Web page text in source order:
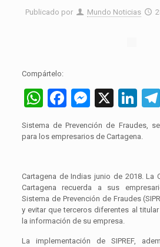
Publicado por Mundo Noticias
Compártelo:
WhatsApp
Facebook
X
Sistema de Prevención de Fraudes,
para los empresarios de Cartagena.
Cartagena de Indias junio de 2018. La
Cartagena recuerda a sus
Sistema de Prevención de Fraudes
y evitar que terceros diferentes al
la información de su empresa.
La implementación de SIPREF,